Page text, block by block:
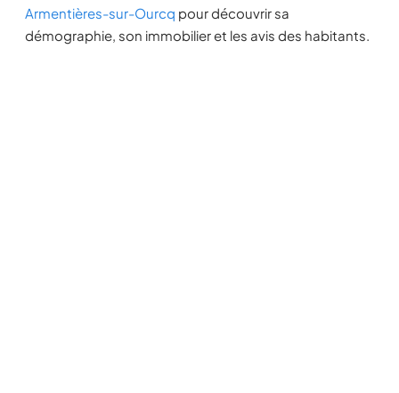
Armentières-sur-Ourcq pour découvrir sa
démographie, son immobilier et les avis des habitants.